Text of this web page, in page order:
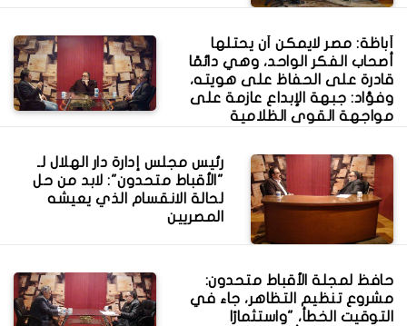
أباظة: مصر لايمكن أن يحتلها
أصحاب الفكر الواحد، وهي دائمًا
قادرة على الحفاظ على هويته،
وفؤاد: جبهة الإبداع عازمة على
مواجهة القوى الظلامية
رئيس مجلس إدارة دار الهلال لـ
"الأقباط متحدون": لابد من حل
لحالة الانقسام الذي يعيشه
المصريين
حافظ لمجلة الأقباط متحدون:
مشروع تنظيم التظاهر، جاء في
التوقيت الخطأ، "واستثمارًا